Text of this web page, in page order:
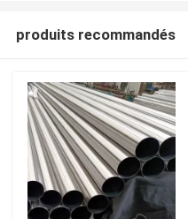
Maison
produits recommandés